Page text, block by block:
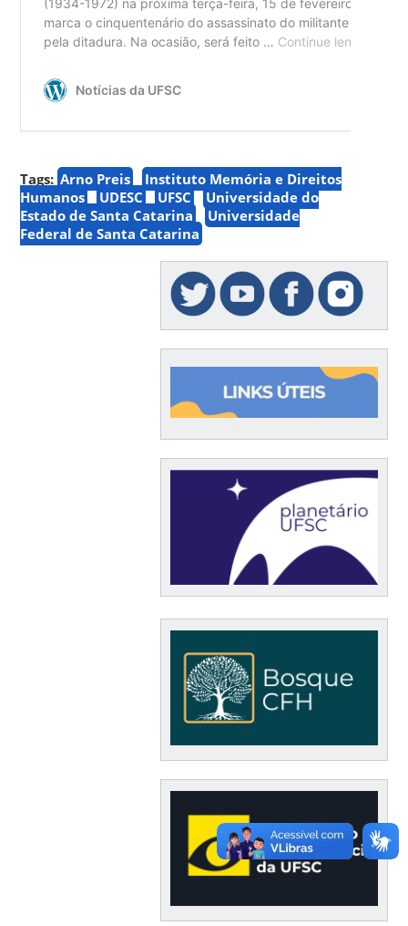
Tags: Arno Preis
Instituto Memória e Direitos
Humanos
UDESC UFSC
Universidade do
Estado de Santa Catarina
Universidade
Federal de Santa Catarina